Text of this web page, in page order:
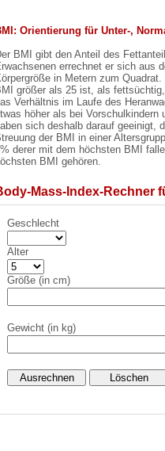
U10 bis U11
J1 bis J2
muss man beachten?
Fragen
auf Impfung
Tipps Rechner
zum
zu den Vorsorgen
und
Orientierung für Unter-,
BMI gibt den Anteil des
errechnet er sich aus
in Metern zum
größer als 25 ist, als
Verhältnis im Laufe des
höher als bei
sich deshalb darauf geeinigt,
der BMI in einer
derer mit dem höchsten BMI
BMI gehören.
Mass-Index-Rechner
Geschlecht
Alter
Größe (in cm)
Gewicht (in kg)